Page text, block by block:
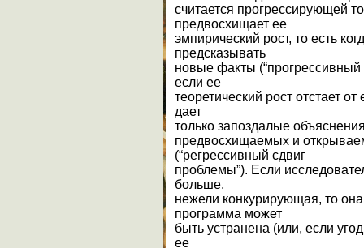
считается прогрессирующей
предвосхищает ее
эмпирический рост, то есть
предсказывать
новые факты (“прогрессивный
если ее
теоретический рост отстает
дает
только запоздалые
предвосхищаемых и
(“регрессивный сдвиг
проблемы”). Если
больше,
нежели конкурирующая, то
программа может
быть устранена (или, если
ее